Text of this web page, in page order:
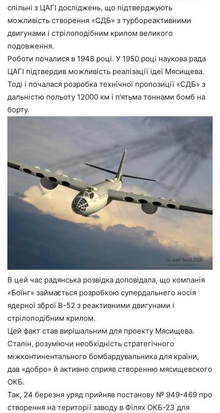
спільні з ЦАГІ досліджень, що підтверджують
можливість створення «СДБ» з турбореактивними
двигунами і стрілоподібним крилом великого
подовження.
Роботи почалися в 1948 році. У 1950 році наукова рада
ЦАГІ підтвердив можливість реалізації ідеї Мясищева.
Тоді і почалася розробка технічної пропозиції «СДБ» з
дальністю польоту 12000 км і п’ятьма тоннами бомб на
борту.
В цей час радянська розвідка доповідала, що компанія
«Боїнг» займається розробкою супердальнего носія
ядерної зброї В-52 з реактивними двигунами і
стрілоподібним крилом.
Цей факт став вирішальним для проекту Мясищева.
Сталін, розуміючи необхідність стратегічного
міжконтинентального бомбардувальника для країни,
дав «добро» й активно сприяв створенню мясищевского
ОКБ.
Так, 24 березня уряд прийняв постанову № 949-469 про
створення на території заводу в Філях ОКБ-23 для